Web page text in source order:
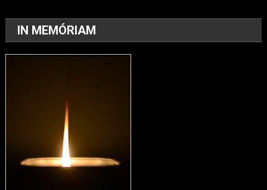
IN MEMÓRIAM